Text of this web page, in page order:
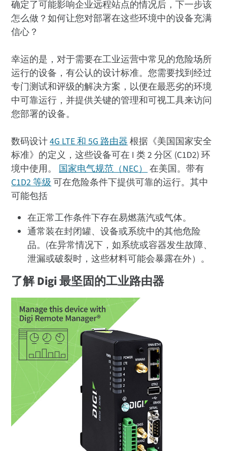
确定了可能影响企业远程站点的情况后，下一步该
怎么做？如何让您对部署在这些环境中的设备充满
信心？
幸运的是，对于需要在工业运营中常见的危险场所
运行的设备，有公认的设计标准。您需要找到经过
专门测试和评级的解决方案，以便在最恶劣的环境
中可靠运行，并提供关键的管理和可视工具来访问
您部署的设备。
数码设计4G LTE 和 5G 路由器 根据《美国国家安全
标准》的定义，这些设备可在 I 类 2 分区 (C1D2) 环
境中使用。 国家电气规范（NEC） 在美国。带有
C1D2 等级 可在危险条件下提供可靠的运行。其中
可能包括
在正常工作条件下存在易燃蒸汽或气体。
通常装在封闭罐、设备或系统中的其他危险
品。(在异常情况下，如系统或容器发生故障、
泄漏或破裂时，这些材料可能会暴露在外）。
了解 Digi 最坚固的工业路由器